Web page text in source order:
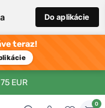
Do aplikácie
teraz!
EUR
0